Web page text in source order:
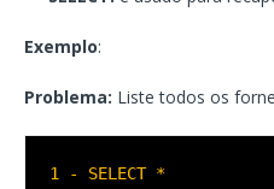
Exemplo:
Problema: Liste todos os
1 - SELECT *